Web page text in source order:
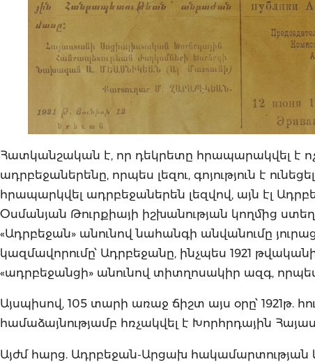
Հատկանշական է, որ դեկրետը հրապարակվել է ոչ
ադրբեջաներենը, որպես լեզու, գոյություն է
հրապարկվել ադրբեջաներեն լեզվով, այն էլ
Օսմանյան Թուրքիայի իշխանության կողմից
«Ադրբեջան» անունով նահանգի անվանումը
կազմավորումը՝ Ադրբեջանը, ինչպես 1921 թվականի
«ադրբեջանցի» անունով տիտղոսակիր ազգ,
Այսպիսով, 105 տարի առաջ ճիշտ այս օրը՝ 1921թ.
համաձայնությամբ հռչակվել է Խորհրդային
Այժմ հարց. Ադրբեջան-Արցախ